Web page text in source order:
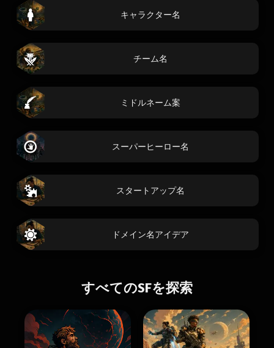
キャラクター名
チーム名
ミドルネーム案
スーパーヒーロー名
スタートアップ名
ドメイン名アイデア
すべてのSFを探索